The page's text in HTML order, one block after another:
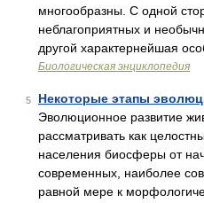
многообразны. С одной
неблагоприятных и
другой характернейшая
Биологическая энциклопедия
5 Некоторые этапы
Эволюционное развитие
рассматривать как
населения биосферы от
современных, наиболее
равной мере к